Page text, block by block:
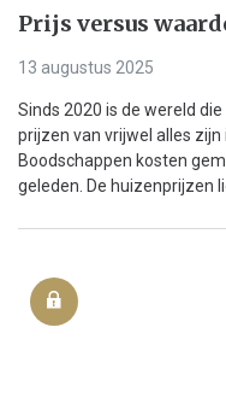
Prijs versus
13 augustus 2025
Sinds 2020 is de wereld
prijzen van vrijwel alles
Boodschappen kosten
geleden. De huizenprijzen